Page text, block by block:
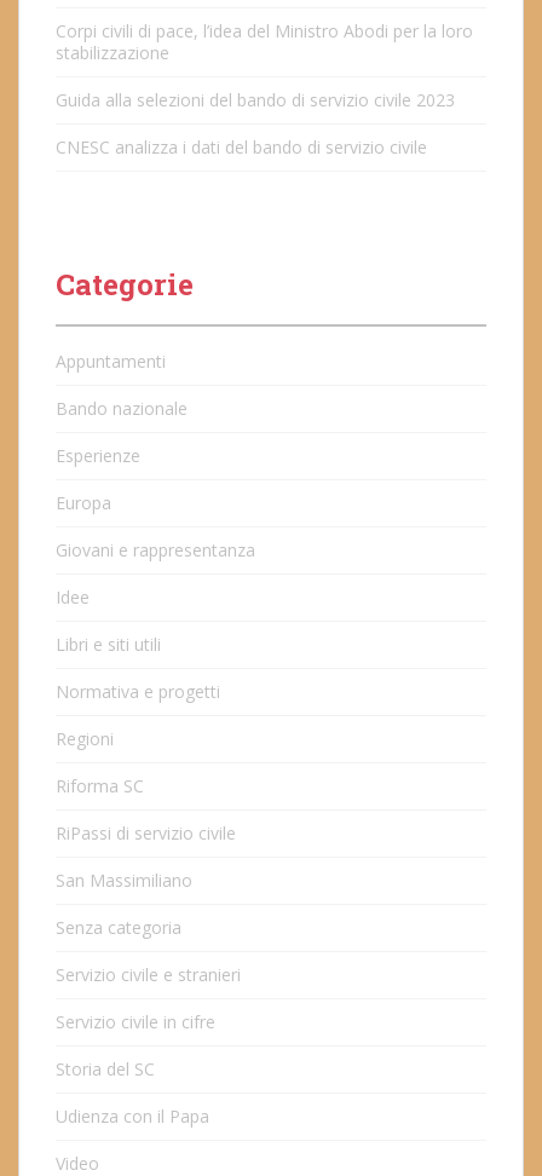
Corpi civili di pace, l’idea del Ministro Abodi per la loro
stabilizzazione
Guida alla selezioni del bando di servizio civile 2023
CNESC analizza i dati del bando di servizio civile
Categorie
Appuntamenti
Bando nazionale
Esperienze
Europa
Giovani e rappresentanza
Idee
Libri e siti utili
Normativa e progetti
Regioni
Riforma SC
RiPassi di servizio civile
San Massimiliano
Senza categoria
Servizio civile e stranieri
Servizio civile in cifre
Storia del SC
Udienza con il Papa
Video